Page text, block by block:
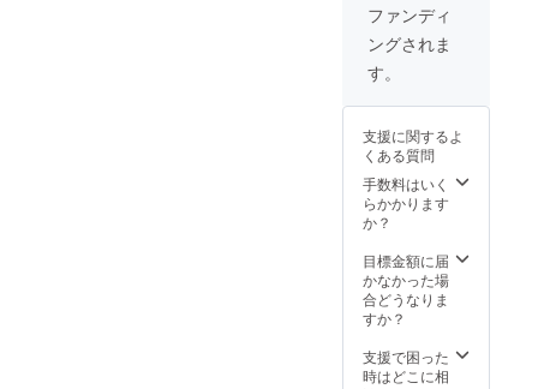
ファンディ
ングされま
す。
支援に関するよ
くある質問
手数料はいく
らかかります
か？
目標金額に届
かなかった場
合どうなりま
すか？
支援で困った
時はどこに相